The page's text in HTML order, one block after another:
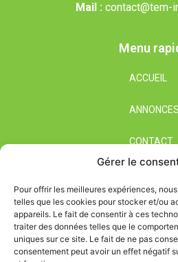
Gérer le
Pour offrir les meilleures expériences,
telles que les cookies pour stocker et/ou
appareils. Le fait de consentir à ces
traiter des données telles que le
uniques sur ce site. Le fait de ne pas
consentement peut avoir un effet négatif
Mail : contact@tem-
Menu
ACCUEIL
ANNONCES
CONTACT
Du Lundi au
De 09h00 à
De 14h00 à